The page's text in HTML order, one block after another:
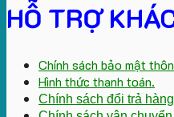
HỖ TRỢ
Chính sách bảo mật
Hình thức thanh toán.
Chính sách đổi trả